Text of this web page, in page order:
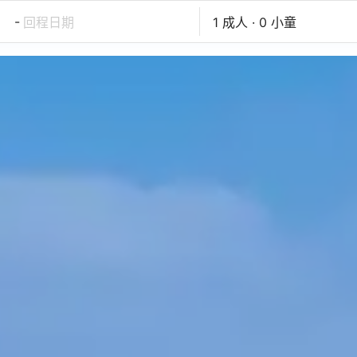
- 回程日期 1 成人 · 0 小童